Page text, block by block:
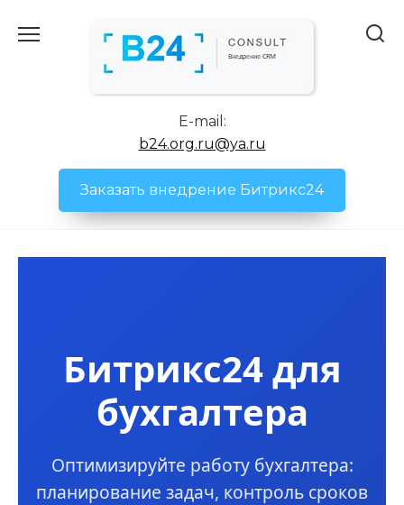
E-mail:
b24.org.ru@ya.ru
Заказать внедрение Битрикс24
Битрикс24 для
бухгалтера
Оптимизируйте работу бухгалтера:
планирование задач, контроль сроков